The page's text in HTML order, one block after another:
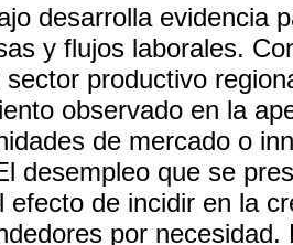
desarrolla evidencia
y flujos laborales.
sector productivo
observado en la
de mercado o
desempleo que se
efecto de incidir en la
por